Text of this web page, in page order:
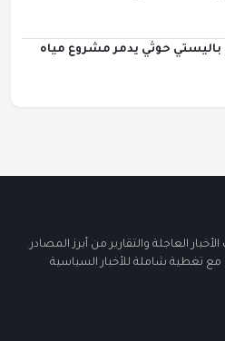
باليستي حوثي يدمر مشروع مياه
العاجلة والتقارير من أبرز المصادر
مع تغطية شاملة للأخبار السياسية